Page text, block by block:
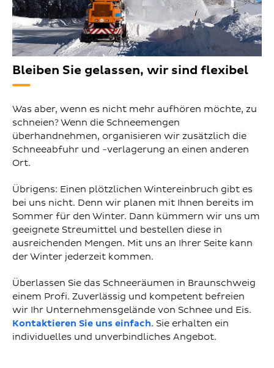
Bleiben Sie gelassen, wir sind flexibel
Was aber, wenn es nicht mehr aufhören möchte, zu
schneien? Wenn die Schneemengen
überhandnehmen, organisieren wir zusätzlich die
Schneeabfuhr und -verlagerung an einen anderen
Ort.
Übrigens: Einen plötzlichen Wintereinbruch gibt es
bei uns nicht. Denn wir planen mit Ihnen bereits im
Sommer für den Winter. Dann kümmern wir uns um
geeignete Streumittel und bestellen diese in
ausreichenden Mengen. Mit uns an Ihrer Seite kann
der Winter jederzeit kommen.
Überlassen Sie das Schneeräumen in Braunschweig
einem Profi. Zuverlässig und kompetent befreien
wir Ihr Unternehmensgelände von Schnee und Eis.
Kontaktieren Sie uns einfach. Sie erhalten ein
individuelles und unverbindliches Angebot.